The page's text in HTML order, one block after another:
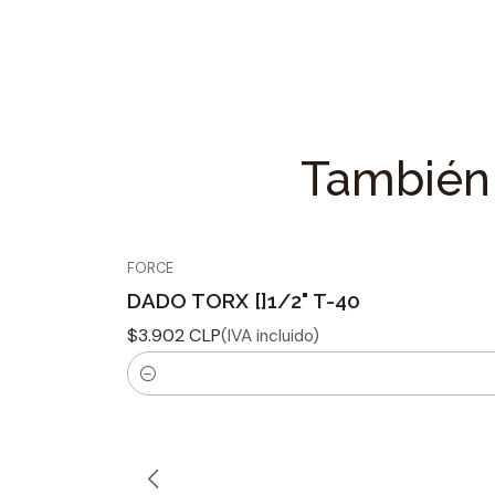
FORCE
DADO TORX []1/2" T-40
$3.902 CLP(IVA incluido)
C